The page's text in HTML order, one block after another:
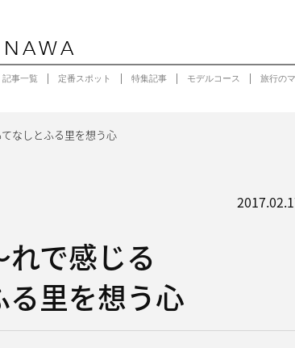
記事一覧 定番スポット 特集記事 モデルコース 旅行の
なしとふる里を想う心
で感じる
里を想う心